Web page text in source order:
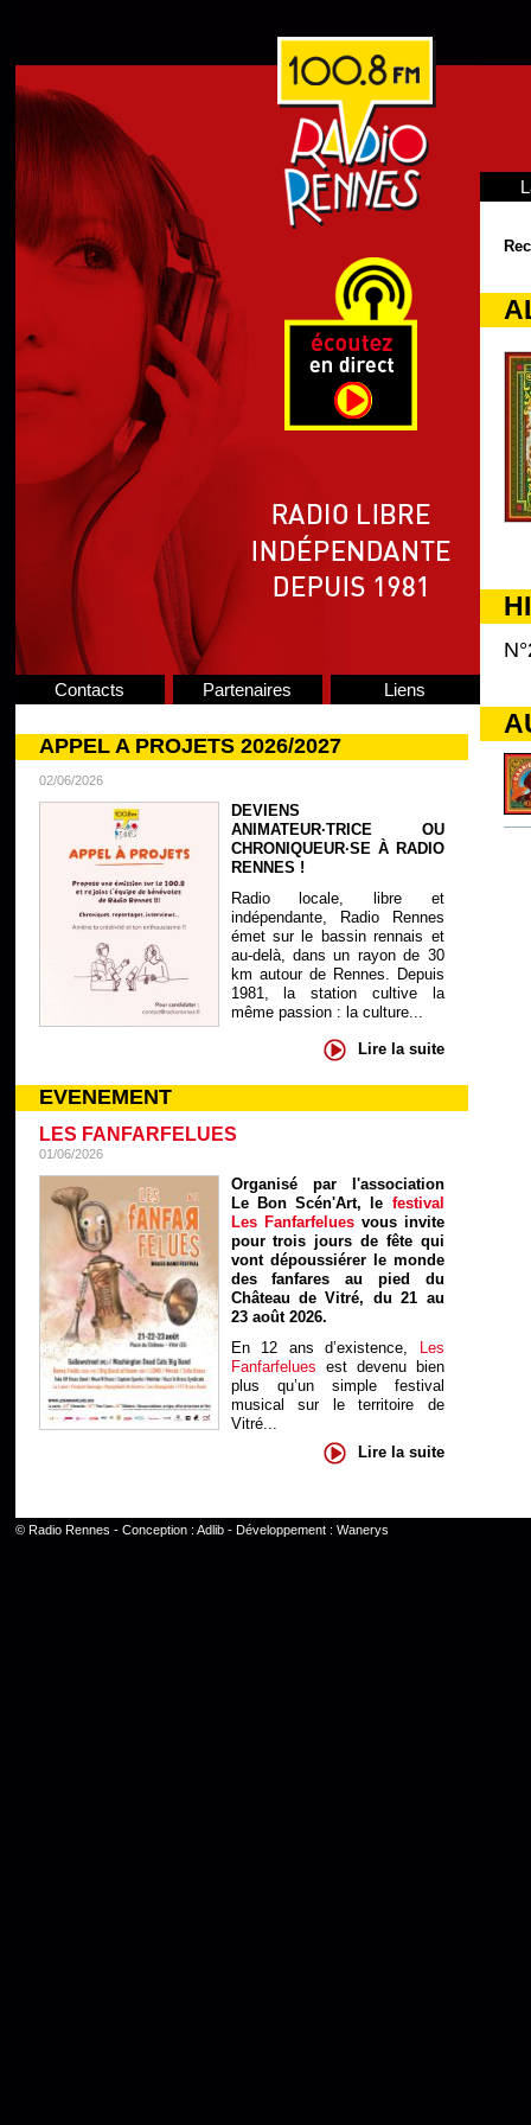
Contacts Partenaires Liens
APPEL A PROJETS 2026/2027
02/06/2026
DEVIENS
ANIMATEUR·TRICE OU
CHRONIQUEUR·SE À RADIO
RENNES !
Radio locale, libre et
indépendante, Radio Rennes
émet sur le bassin rennais et
au-delà, dans un rayon de 30
km autour de Rennes. Depuis
1981, la station cultive la
même passion : la culture...
Lire la suite
EVENEMENT
LES FANFARFELUES
01/06/2026
Organisé par l'association
Le Bon Scén'Art, le festival
Les Fanfarfelues vous invite
pour trois jours de fête qui
vont dépoussiérer le monde
des fanfares au pied du
Château de Vitré, du 21 au
23 août 2026.
En 12 ans d’existence, Les
Fanfarfelues est devenu bien
plus qu’un simple festival
musical sur le territoire de
Vitré...
Lire la suite
© Radio Rennes - Conception : Adlib- Développement : Wanerys